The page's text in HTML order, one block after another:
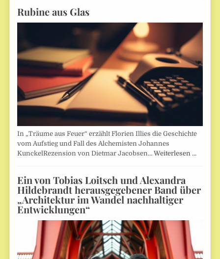
Rubine aus Glas
In „Träume aus Feuer“ erzählt Florien Illies die Geschichte
vom Aufstieg und Fall des Alchemisten Johannes
KunckelRezension von Dietmar Jacobsen…Weiterlesen …
Ein von Tobias Loitsch und Alexandra
Hildebrandt herausgegebener Band über
„Architektur im Wandel nachhaltiger
Entwicklungen“